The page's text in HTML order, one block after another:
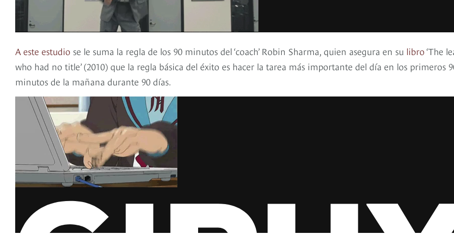
A este estudio se le suma la regla de los 90 minutos del ‘coach’ Robin Sharma, quien asegura en su libro ‘The
who had no title’ (2010) que la regla básica del éxito es hacer la tarea más importante del día en los primeros
minutos de la mañana durante 90 días.